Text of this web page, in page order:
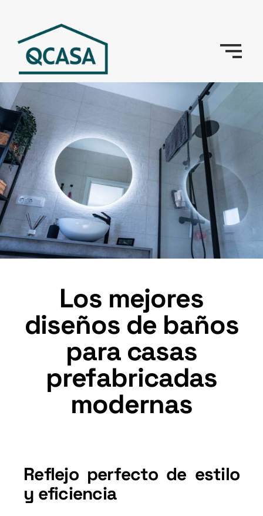
Los mejores
diseños de baños
para casas
prefabricadas
modernas
Reflejo perfecto de estilo
y eficiencia